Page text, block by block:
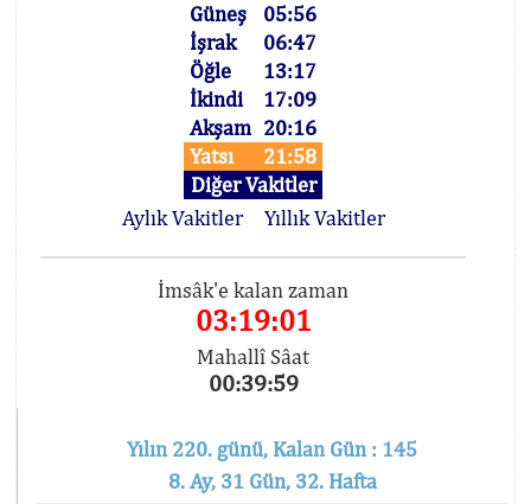
Güneş
05:56
İşrak
06:47
Öğle
13:17
İkindi
17:09
Akşam 20:16
Yatsı
21:58
Diğer Vakitler
Aylık Vakitler
Yıllık Vakitler
İmsâk'e kalan zaman
03:19:00
Mahallî Sâat
00:40:00
Yılın 220. günü, Kalan Gün : 145
8. Ay, 31 Gün, 32. Hafta